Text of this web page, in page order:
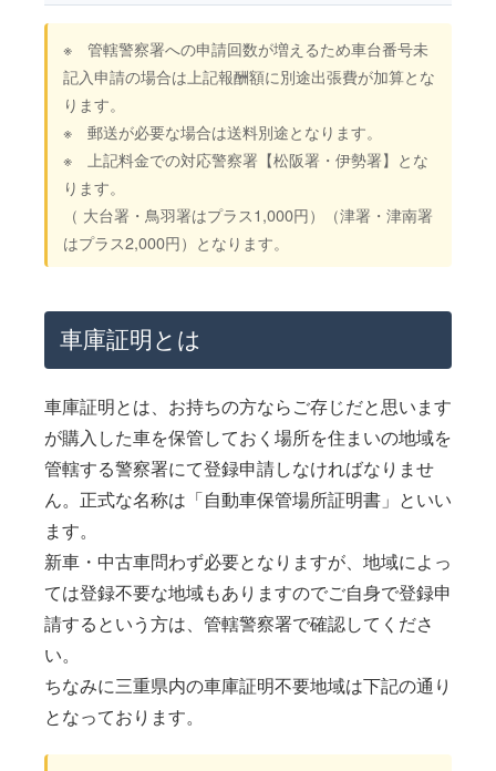
※ 管轄警察署への申請回数が増えるため車台番号未
記入申請の場合は上記報酬額に別途出張費が加算とな
ります。
※ 郵送が必要な場合は送料別途となります。
※ 上記料金での対応警察署【松阪署・伊勢署】とな
ります。
（ 大台署・鳥羽署はプラス1,000円）（津署・津南署
はプラス2,000円）となります。
車庫証明とは
車庫証明とは、お持ちの方ならご存じだと思います
が購入した車を保管しておく場所を住まいの地域を
管轄する警察署にて登録申請しなければなりませ
ん。正式な名称は「自動車保管場所証明書」といい
ます。
新車・中古車問わず必要となりますが、地域によっ
ては登録不要な地域もありますのでご自身で登録申
請するという方は、管轄警察署で確認してくださ
い。
ちなみに三重県内の車庫証明不要地域は下記の通り
となっております。